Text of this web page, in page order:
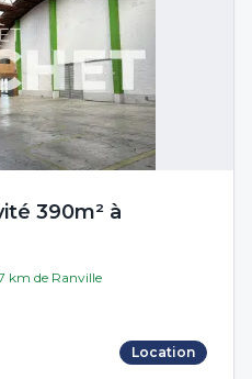
390m² à
km de Ranville
Location